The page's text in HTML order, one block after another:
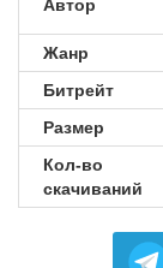
Автор
Жанр
Битрейт
Размер
Кол-во
скачиваний